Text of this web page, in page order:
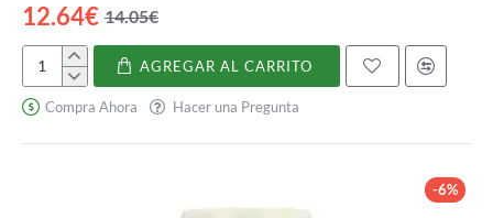
12.64€ 14.05€
Holoprolis
AGREGAR AL CARRITO
Compra Ahora Hacer una Pregunta
-6%